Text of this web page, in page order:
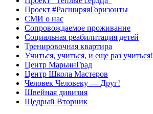
Проект #РасширяяГоризонты
СМИ о нас
Сопровождаемое проживание
Социальная реабилитация детей
Тренировочная квартира
Учиться, учиться, и еще раз учиться!
Центр МарьинГрад
Центр Школа Мастеров
Человек Человеку — Друг!
Швейная дивизия
Щедрый Вторник